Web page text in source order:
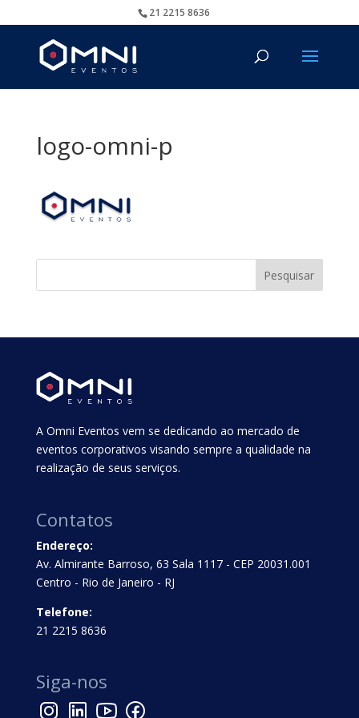
21 2215 8636
logo-omni-p
A Omni Eventos vem se dedicando ao mercado de
eventos corporativos visando sempre a qualidade na
realização de seus serviços.
Contatos
Endereço:
Av. Almirante Barroso, 63 Sala 1117 - CEP 20031.001
Centro - Rio de Janeiro - RJ
Telefone:
21 2215 8636
Siga-nos